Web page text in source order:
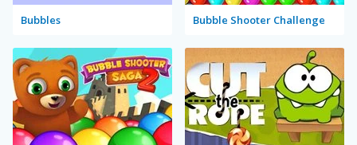
Bubbles Bubble Shooter Challenge